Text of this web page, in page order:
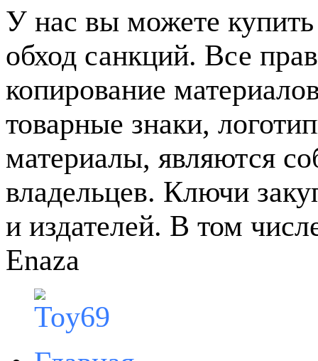
У нас вы можете
обход санкций. Все
копирование
товарные знаки,
материалы, являются
владельцев. Ключи
и издателей. В том
Enaza